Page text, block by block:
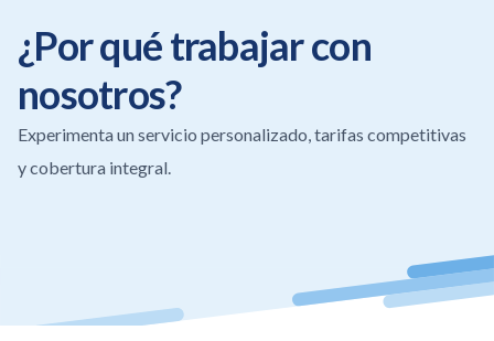
¿Por qué trabajar con
nosotros?
Experimenta un servicio personalizado, tarifas competitivas
y cobertura integral.